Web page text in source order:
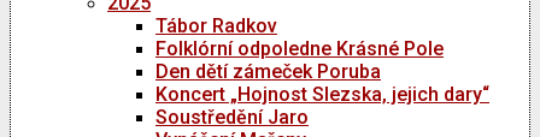
Tábor Radkov
Folklórní odpoledne Krásné Pole
Den dětí zámeček Poruba
Koncert „Hojnost Slezska, jejich dary“
Soustředění Jaro